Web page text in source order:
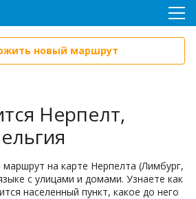
новый маршрут
Нерпелт,
на карте Нерпелта (Лимбург,
с улицами и домами. Узнаете как
населенный пункт, какое до него